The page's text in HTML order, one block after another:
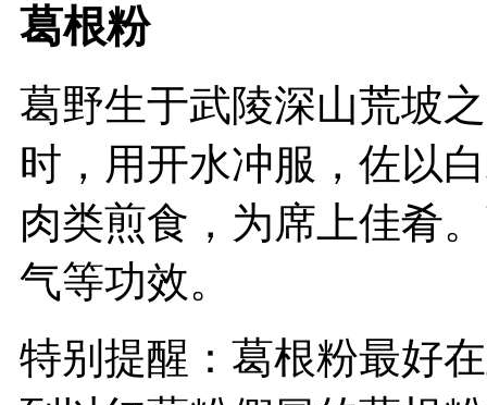
葛根粉
葛野生于武陵深山荒坡
时，用开水冲服，佐以
肉类煎食，为席上佳肴
气等功效。
特别提醒：葛根粉最好